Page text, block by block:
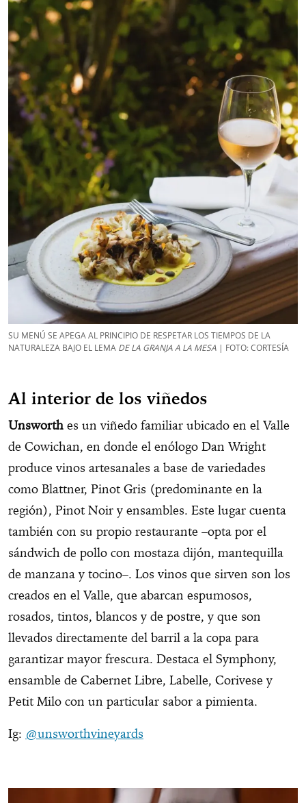
SU MENÚ SE APEGA AL PRINCIPIO DE RESPETAR LOS TIEMPOS DE LA
NATURALEZA BAJO EL LEMA DE LA GRANJA A LA MESA | FOTO: CORTESÍA
Al interior de los viñedos
Unsworth es un viñedo familiar ubicado en el Valle
de Cowichan, en donde el enólogo Dan Wright
produce vinos artesanales a base de variedades
como Blattner, Pinot Gris (predominante en la
región), Pinot Noir y ensambles. Este lugar cuenta
también con su propio restaurante –opta por el
sándwich de pollo con mostaza dijón, mantequilla
de manzana y tocino–. Los vinos que sirven son los
creados en el Valle, que abarcan espumosos,
rosados, tintos, blancos y de postre, y que son
llevados directamente del barril a la copa para
garantizar mayor frescura. Destaca el Symphony,
ensamble de Cabernet Libre, Labelle, Corivese y
Petit Milo con un particular sabor a pimienta.
Ig: @unsworthvineyards